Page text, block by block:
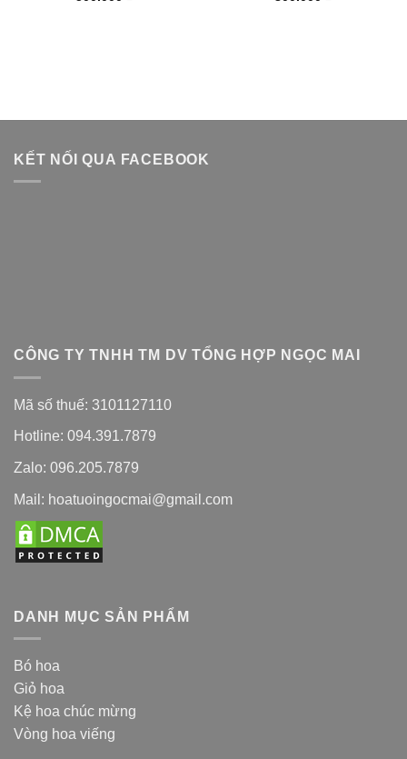
KẾT NỐI QUA FACEBOOK
CÔNG TY TNHH TM DV TỔNG HỢP NGỌC MAI
Mã số thuế: 3101127110
Hotline: 094.391.7879
Zalo: 096.205.7879
Mail: hoatuoingocmai@gmail.com
DANH MỤC SẢN PHẨM
Bó hoa
Giỏ hoa
Kệ hoa chúc mừng
Vòng hoa viếng